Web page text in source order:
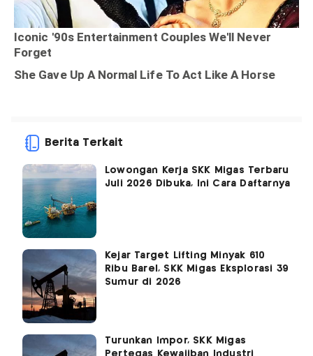
Berita Terkait
Lowongan Kerja SKK Migas Terbaru
Juli 2026 Dibuka, Ini Cara Daftarnya
Kejar Target Lifting Minyak 610
Ribu Barel, SKK Migas Eksplorasi 39
Sumur di 2026
Turunkan Impor, SKK Migas
Pertegas Kewajiban Industri